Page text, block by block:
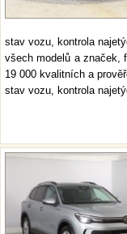
stav vozu, kontrola
všech modelů a značek,
19 000 kvalitních a
stav vozu, kontrola